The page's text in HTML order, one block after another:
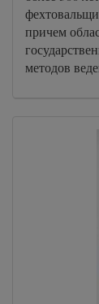
причем
методов